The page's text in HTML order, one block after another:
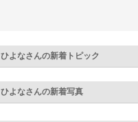
ひよなさんの新着トピック
ひよなさんの新着写真